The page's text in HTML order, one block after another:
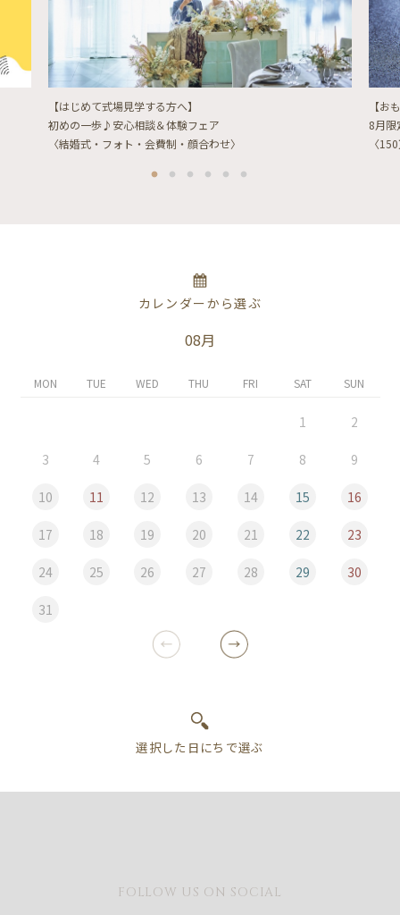
【はじめて式場見学する方へ】
初めの一歩♪安心相談＆体験フェア
〈結婚式・フォト・会費制・顔合わせ〉
【お
8月限
〈
カレンダーから選ぶ
08月
MON TUE WED THU FRI SAT SUN
1 2
3 4 5 6 7 8 9
10 11 12 13 14 15 16
17 18 19 20 21 22 23
24 25 26 27 28 29 30
31
FOLLOW US ON SOCIAL